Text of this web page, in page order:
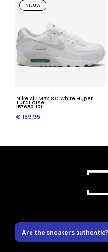
Nike Air Max 90 White Hyper
Turquoise
IB7680-101
€ 159,95
NIEUW
Are the sneakers authentic?